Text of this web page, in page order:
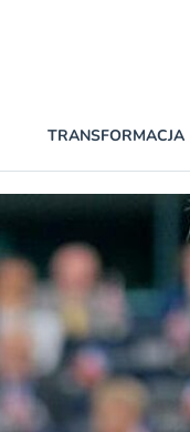
TRANSFORMACJA